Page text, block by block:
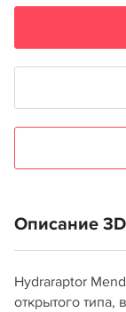
Описание
Hydraraptor
открытого типа,